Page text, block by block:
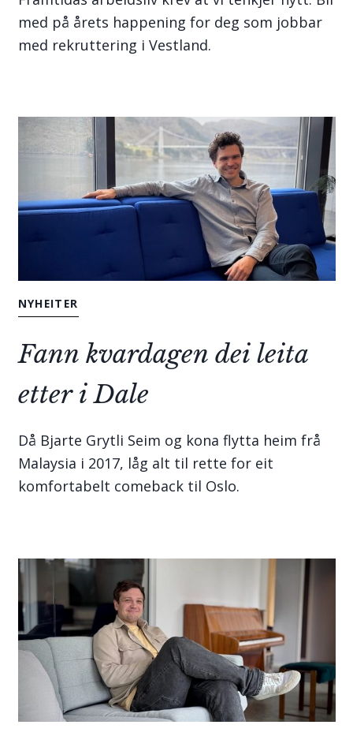
med på årets happening for deg som jobbar
med rekruttering i Vestland.
NYHEITER
Fann kvardagen dei leita
etter i Dale
Då Bjarte Grytli Seim og kona flytta heim frå
Malaysia i 2017, låg alt til rette for eit
komfortabelt comeback til Oslo.